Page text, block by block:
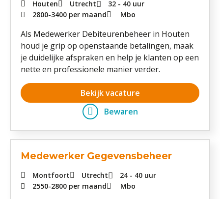
Houten Utrecht
32 - 40 uur
2800-3400 per maand Mbo
Als Medewerker Debiteurenbeheer in Houten
houd je grip op openstaande betalingen, maak
je duidelijke afspraken en help je klanten op een
nette en professionele manier verder.
Bekijk vacature
Bewaren
Medewerker Gegevensbeheer
Montfoort Utrecht
24 - 40 uur
2550-2800 per maand Mbo